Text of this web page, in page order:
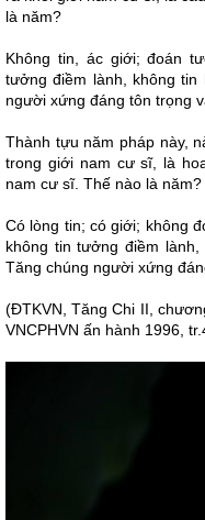
là năm?
Không tin, ác giới; đoán
tưởng điềm lành, không tin
người xứng đáng tôn trọng
Thành tựu năm pháp này,
trong giới nam cư sĩ, là
nam cư sĩ. Thế nào là năm?
Có lòng tin; có giới; không
không tin tưởng điềm
Tăng chúng người xứng
(ĐTKVN, Tăng Chi II,
VNCPHVN ấn hành 1996,